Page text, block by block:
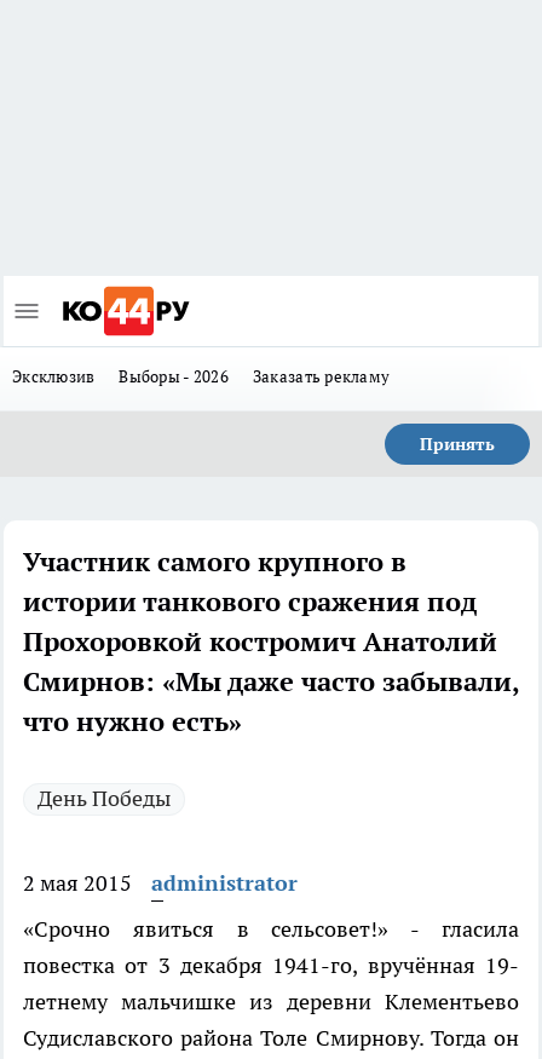
Эксклюзив Выборы - 2026 Заказать рекламу
Принять
Участник самого крупного в
истории танкового сражения под
Прохоровкой костромич Анатолий
Смирнов: «Мы даже часто забывали,
что нужно есть»
День Победы
2 мая 2015
administrator
«Срочно явиться в сельсовет!» - гласила
повестка от 3 декабря 1941-го, вручённая 19-
летнему мальчишке из деревни Клементьево
Судиславского района Толе Смирнову. Тогда он